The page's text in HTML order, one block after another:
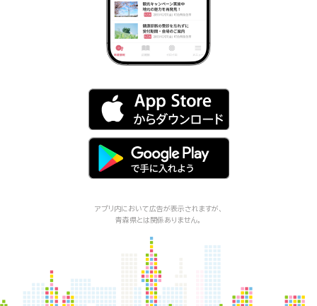
アプリ内において広告が表示されますが、
青森県とは関係ありません。